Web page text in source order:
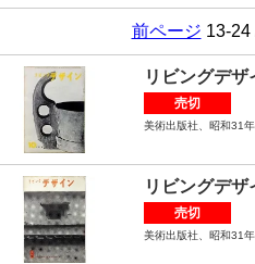
前ページ 13-24
リビングデザ
売切
美術出版社、昭和31年
リビングデ
売切
美術出版社、昭和31年